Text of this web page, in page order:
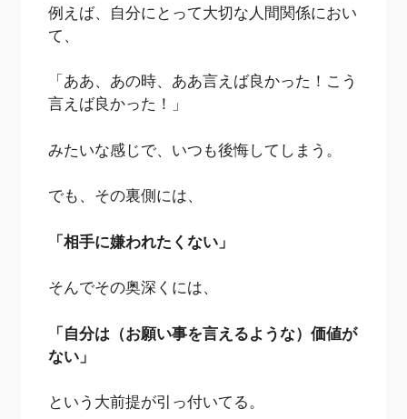
例えば、自分にとって大切な人間関係におい
て、
「ああ、あの時、ああ言えば良かった！こう
言えば良かった！」
みたいな感じで、いつも後悔してしまう。
でも、その裏側には、
「相手に嫌われたくない」
そんでその奥深くには、
「自分は（お願い事を言えるような）価値が
ない」
という大前提が引っ付いてる。